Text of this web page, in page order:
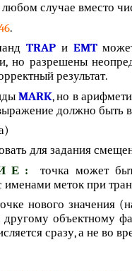
случае вместо
.
TRAPи EMT
но разрешены
результат.
MARK, но в
должно
для задания
точка может
именами меток при
нового значения
объектному
сразу, а не во